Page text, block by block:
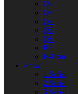
Q2
Q3
Q4
Q5
Q8
RS
E-Tron
Bmw
1 Serisi
2 Serisi
3 Serisi